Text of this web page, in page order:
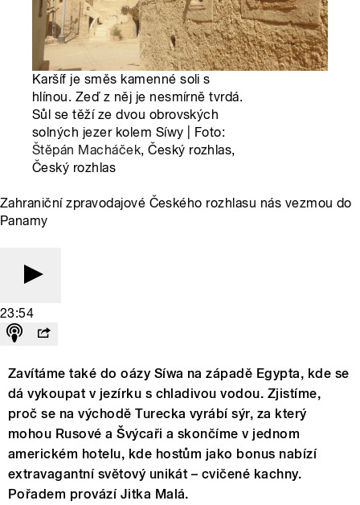
Karšíf je směs kamenné soli s
hlínou. Zeď z něj je nesmírně tvrdá.
Sůl se těží ze dvou obrovských
solných jezer kolem Síwy | Foto:
Štěpán Macháček, Český rozhlas,
Český rozhlas
Zahraniční zpravodajové Českého rozhlasu nás vezmou do
Panamy
23:54
Zavítáme také do oázy Síwa na západě Egypta, kde se
dá vykoupat v jezírku s chladivou vodou. Zjistíme,
proč se na východě Turecka vyrábí sýr, za který
mohou Rusové a Švýcaři a skončíme v jednom
americkém hotelu, kde hostům jako bonus nabízí
extravagantní světový unikát – cvičené kachny.
Pořadem provází Jitka Malá.